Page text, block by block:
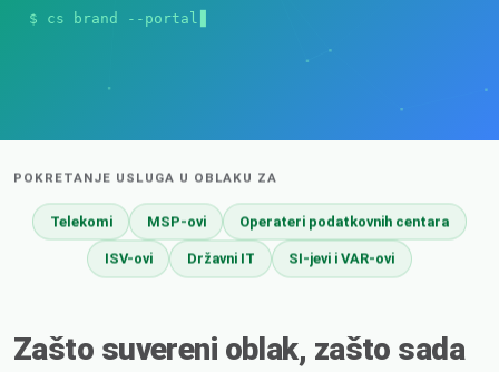
$ cs brand --portal cloud.yourbrand.com
POKRETANJE USLUGA U OBLAKU ZA
Telekomi MSP-ovi Operateri podatkovnih centara
ISV-ovi Državni IT SI-jevi i VAR-ovi
Zašto suvereni oblak, zašto sada